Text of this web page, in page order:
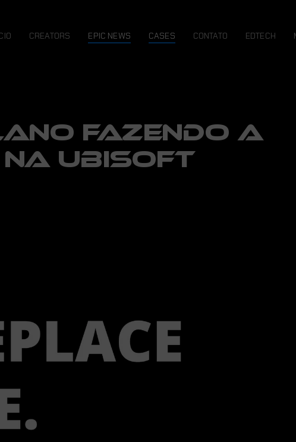
CREATORS EPIC NEWS CASES CONTATO EDTECH
FAZENDO A
UBISOFT